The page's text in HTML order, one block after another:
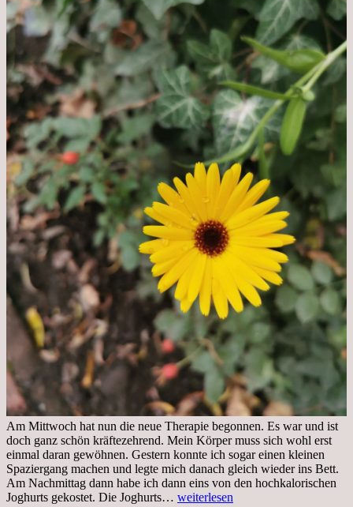
Am Mittwoch hat nun die neue Therapie begonnen. Es war und ist
doch ganz schön kräftezehrend. Mein Körper muss sich wohl erst
einmal daran gewöhnen. Gestern konnte ich sogar einen kleinen
Spaziergang machen und legte mich danach gleich wieder ins Bett.
Am Nachmittag dann habe ich dann eins von den hochkalorischen
Joghurts gekostet. Die Joghurts… Freitag,
weiterlesen